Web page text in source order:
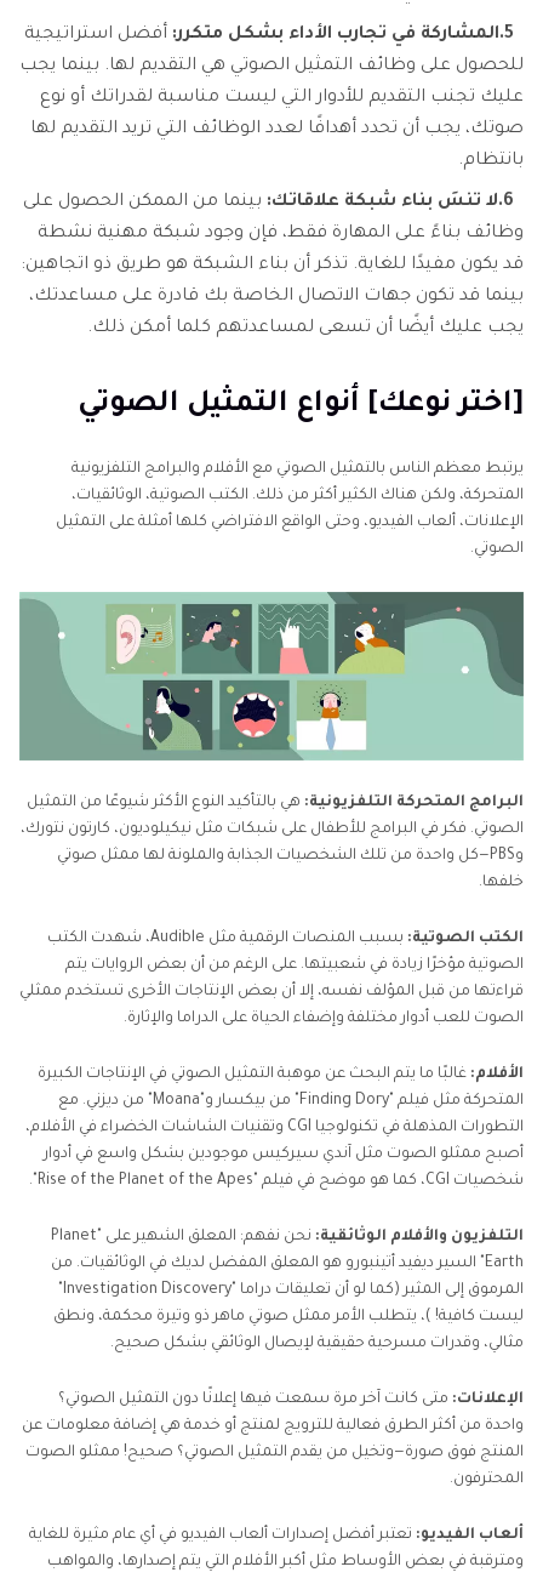
5. المشاركة في تجارب الأداء بشكل متكرر: أفضل استراتيجية
للحصول على وظائف التمثيل الصوتي هي التقديم لها. بينما يجب
عليك تجنب التقديم للأدوار التي ليست مناسبة لقدراتك أو نوع
صوتك، يجب أن تحدد أهدافًا لعدد الوظائف التي تريد التقديم لها
بانتظام.
6. لا تنسَ بناء شبكة علاقاتك: بينما من الممكن الحصول على
وظائف بناءً على المهارة فقط، فإن وجود شبكة مهنية نشطة
قد يكون مفيدًا للغاية. تذكر أن بناء الشبكة هو طريق ذو اتجاهين:
بينما قد تكون جهات الاتصال الخاصة بك قادرة على مساعدتك،
يجب عليك أيضًا أن تسعى لمساعدتهم كلما أمكن ذلك.
[اختر نوعك] أنواع التمثيل الصوتي
يرتبط معظم الناس بالتمثيل الصوتي مع الأفلام والبرامج التلفزيونية
المتحركة، ولكن هناك الكثير أكثر من ذلك. الكتب الصوتية، الوثائقيات،
الإعلانات، ألعاب الفيديو، وحتى الواقع الافتراضي كلها أمثلة على التمثيل
الصوتي.
البرامج المتحركة التلفزيونية: هي بالتأكيد النوع الأكثر شيوعًا من التمثيل
الصوتي. فكر في البرامج للأطفال على شبكات مثل نيكيلوديون، كارتون نتورك،
وPBS—كل واحدة من تلك الشخصيات الجذابة والملونة لها ممثل صوتي
خلفها.
الكتب الصوتية:
بسبب المنصات الرقمية مثل Audible، شهدت الكتب
الصوتية مؤخرًا زيادة في شعبيتها. على الرغم من أن بعض الروايات يتم
قراءتها من قبل المؤلف نفسه، إلا أن بعض الإنتاجات الأخرى تستخدم ممثلي
الصوت للعب أدوار مختلفة وإضفاء الحياة على الدراما والإثارة.
الأفلام: غالبًا ما يتم البحث عن موهبة التمثيل الصوتي في الإنتاجات الكبيرة
المتحركة مثل فيلم "Finding Dory" من بيكسار و"Moana" من ديزني. مع
التطورات المذهلة في تكنولوجيا CGI وتقنيات الشاشات الخضراء في الأفلام،
أصبح ممثلو الصوت مثل آندي سيركيس موجودين بشكل واسع في أدوار
شخصيات CGI، كما هو موضح في فيلم "Rise of the Planet of the Apes".
التلفزيون والأفلام الوثائقية:
نحن نفهم: المعلق الشهير على "Planet
Earth" السير ديفيد أتينبورو هو المعلق المفضل لديك في الوثائقيات. من
المرموق إلى المثير (كما لو أن تعليقات دراما "Investigation Discovery"
ليست كافية! )، يتطلب الأمر ممثل صوتي ماهر ذو وتيرة محكمة، ونطق
مثالي، وقدرات مسرحية حقيقية لإيصال الوثائقي بشكل صحيح.
الإعلانات: متى كانت آخر مرة سمعت فيها إعلانًا دون التمثيل الصوتي؟
واحدة من أكثر الطرق فعالية للترويج لمنتج أو خدمة هي إضافة معلومات عن
المنتج فوق صورة—وتخيل من يقدم التمثيل الصوتي؟ صحيح! ممثلو الصوت
المحترفون.
ألعاب الفيديو: تعتبر أفضل إصدارات ألعاب الفيديو في أي عام مثيرة للغاية
ومترقبة في بعض الأوساط مثل أكبر الأفلام التي يتم إصدارها، والمواهب